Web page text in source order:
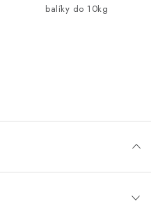
balíky do 10kg